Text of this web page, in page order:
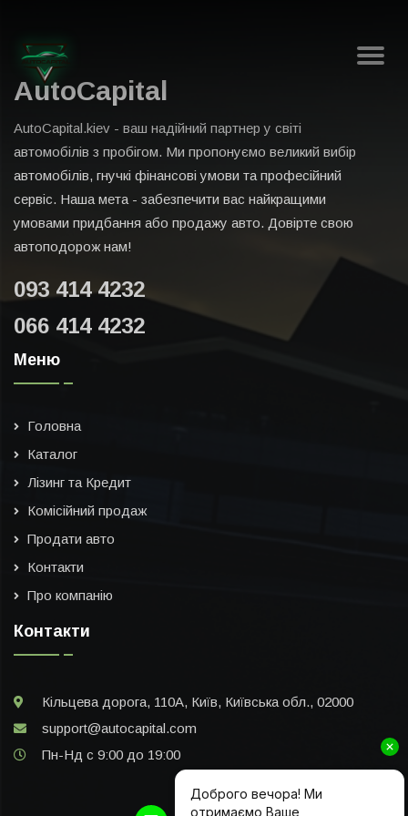
AutoCapital
AutoCapital.kiev - ваш надійний партнер у світі
автомобілів з пробігом. Ми пропонуємо великий вибір
автомобілів, гнучкі фінансові умови та професійний
сервіс. Наша мета - забезпечити вас найкращими
умовами придбання або продажу авто. Довірте свою
автоподорож нам!
093 414 4232
066 414 4232
Меню
Головна
Каталог
Лізинг та Кредит
Комісійний продаж
Продати авто
Контакти
Про компанію
Контакти
Кільцева дорога, 110А, Київ, Київська обл., 02000
support@autocapital.com
Пн-Нд с 9:00 до 19:00